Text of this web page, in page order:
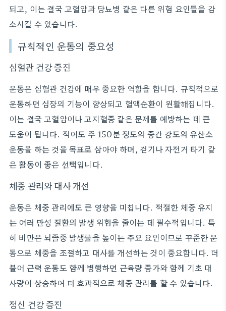
되고, 이는 결국 고혈압과 당뇨병 같은 다른 위험 요인들을 감
소시킬 수 있습니다.
규칙적인 운동의 중요성
심혈관 건강 증진
운동은 심혈관 건강에 매우 중요한 역할을 합니다. 규칙적으로
운동하면 심장의 기능이 향상되고 혈액순환이 원활해집니다.
이는 결국 고혈압이나 고지혈증 같은 문제를 예방하는 데 큰
도움이 됩니다. 적어도 주 150분 정도의 중간 강도의 유산소
운동을 하는 것을 목표로 삼아야 하며, 걷기나 자전거 타기 같
은 활동이 좋은 선택입니다.
체중 관리와 대사 개선
운동은 체중 관리에도 큰 영향을 미칩니다. 적절한 체중 유지
는 여러 만성 질환의 발생 위험을 줄이는 데 필수적입니다. 특
히 비만은 뇌졸중 발생률을 높이는 주요 요인이므로 꾸준한 운
동으로 체중을 조절하고 대사를 개선하는 것이 중요합니다. 더
불어 근력 운동도 함께 병행하면 근육량 증가와 함께 기초 대
사량이 상승하여 더 효과적으로 체중 관리를 할 수 있습니다.
정신 건강 증진